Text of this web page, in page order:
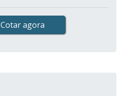
Cotar agora